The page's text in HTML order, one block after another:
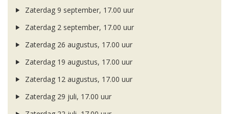
Zaterdag 9 september, 17.00 uur
Zaterdag 2 september, 17.00 uur
Zaterdag 26 augustus, 17.00 uur
Zaterdag 19 augustus, 17.00 uur
Zaterdag 12 augustus, 17.00 uur
Zaterdag 29 juli, 17.00 uur